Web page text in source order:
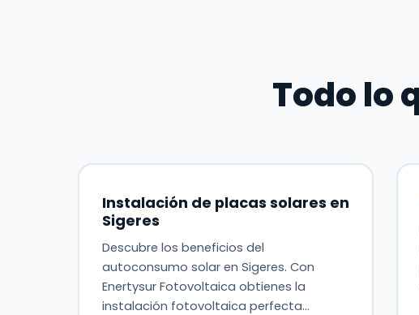
Todo lo
Instalación de placas solares en
Sigeres
Descubre los beneficios del
autoconsumo solar en Sigeres. Con
Enertysur Fotovoltaica obtienes la
instalación fotovoltaica perfecta…